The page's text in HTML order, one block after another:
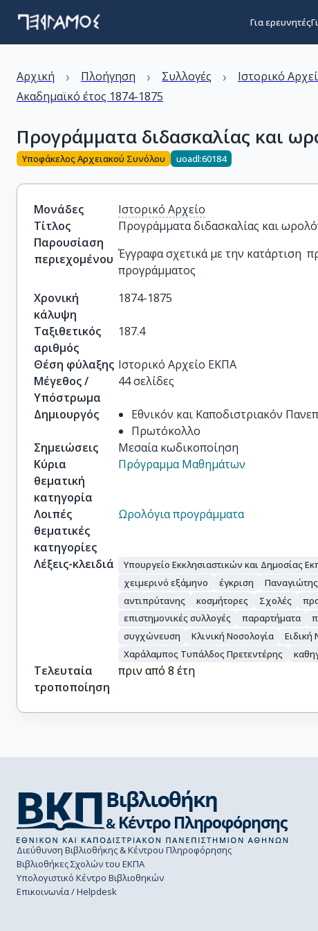
Για ερευνητές
Αρχική › Πλοήγηση › Συλλογές › Ιστορικό
Ακαδημαϊκό έτος 1874-1875
Προγράμματα διδασκαλίας και
Υποφάκελος Αρχειακού Συνόλου uoadl:60184
Μονάδες
Ιστορικό Αρχείο
Τίτλος
Προγράμματα διδασκαλίας και
Παρουσίαση
περιεχομένου Έγγραφα σχετικά με την κατάρτιση
προγράμματος
Χρονική
κάλυψη
1874-1875
Ταξιθετικός
αριθμός
187.4
Θέση φύλαξης Ιστορικό Αρχείο ΕΚΠΑ
Μέγεθος /
Υπόστρωμα
44 σελίδες
Δημιουργός
Εθνικόν και Καποδιστριακόν
Πρωτόκολλο
Σημειώσεις
Μεσαία κωδικοποίηση
Κύρια
θεματική
κατηγορία
Πρόγραμμα Μαθημάτων
Λοιπές
θεματικές
κατηγορίες
Ωρολόγια προγράμματα
Λέξεις-κλειδιά Υπουργείο Εκκλησιαστικών και Δημοσίας
χειμερινό εξάμηνο
έγκριση
αντιπρύτανης
κοσμήτορες Σχολές
επιστημονικές συλλογές
παραρτήματα
συγχώνευση
Κλινική Νοσολογία Ειδική
Χαράλαμπος Τυπάλδος Πρετεντέρης
Τελευταία
τροποποίηση
πριν από 8 έτη
Διεύθυνση Βιβλιοθήκης & Κέντρου Πληροφόρησης
Βιβλιοθήκες Σχολών του ΕΚΠΑ
Υπολογιστικό Κέντρο Βιβλιοθηκών
Επικοινωνία / Helpdesk